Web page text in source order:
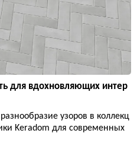
для вдохновляющих интер
узоров в коллекц
Keradom для современных